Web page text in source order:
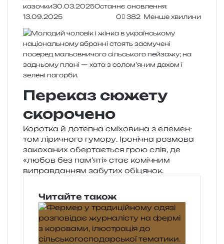
казочки30.03.2025Останнє оновлення:
13.09.2025
0 382 Менше хвилини
Переказ сюжету
скорочено
Коротка й доте­пна смі­хо­ви­на з еле­мен­
том ліри­чно­го гумо­ру. Іронічна роз­мо­ва
зако­ха­них обер­та­є­ться грою слів, де
«любов без пам’яті» стає комі­чним
виправ­да­н­ням забу­тих обіцянок.
Читайте також